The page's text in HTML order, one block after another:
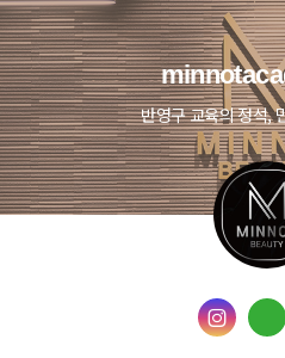
반영구 교육의 정석,